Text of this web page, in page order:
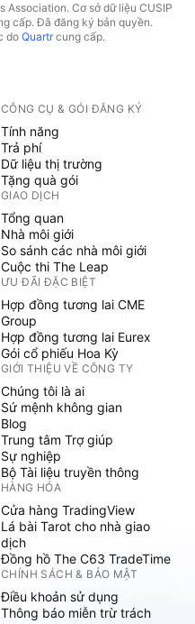
Cơ sở dữ liệu CUSIP
cấp. Đã đăng ký bản quyền.
do Quartrcung cấp.
CÔNG CỤ & GÓI ĐĂNG KÝ
Tính năng
Trả phí
Dữ liệu thị trường
Tặng quà gói
GIAO DỊCH
Tổng quan
Nhà môi giới
So sánh các nhà môi giới
Cuộc thi The Leap
ƯU ĐÃI ĐẶC BIỆT
Hợp đồng tương lai CME
Group
Hợp đồng tương lai Eurex
Gói cổ phiếu Hoa Kỳ
GIỚI THIỆU VỀ CÔNG TY
Chúng tôi là ai
Sứ mệnh không gian
Blog
Trung tâm Trợ giúp
Sự nghiệp
Bộ Tài liệu truyền thông
HÀNG HÓA
Cửa hàng TradingView
Lá bài Tarot cho nhà giao
dịch
Đồng hồ The C63 TradeTime
CHÍNH SÁCH & BẢO MẬT
Điều khoản sử dụng
Thông báo miễn trừ trách